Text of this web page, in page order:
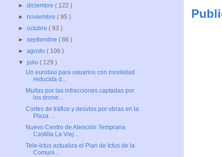
►diciembre( 122 )
►noviembre( 95 )
►octubre( 93 )
►septiembre( 86 )
►agosto( 106 )
▼julio( 129 )
Un eurotaxi para usuarios con movilidad
reducida d...
Multas por las infracciones captadas por
los drone...
Cortes de tráfico y desvíos por obras en la
Plaza ...
Nuevo Centro de Atención Temprana
Castilla La Viej...
Tele-Ictus actualiza el Plan de Ictus de la
Comuni...